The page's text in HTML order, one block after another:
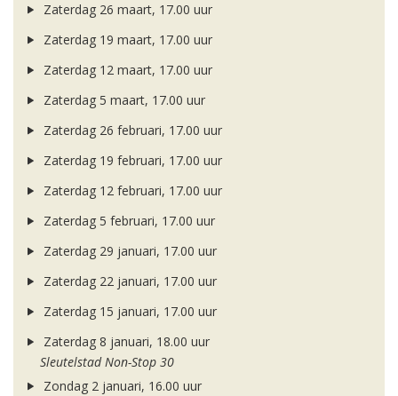
Zaterdag 26 maart, 17.00 uur
Zaterdag 19 maart, 17.00 uur
Zaterdag 12 maart, 17.00 uur
Zaterdag 5 maart, 17.00 uur
Zaterdag 26 februari, 17.00 uur
Zaterdag 19 februari, 17.00 uur
Zaterdag 12 februari, 17.00 uur
Zaterdag 5 februari, 17.00 uur
Zaterdag 29 januari, 17.00 uur
Zaterdag 22 januari, 17.00 uur
Zaterdag 15 januari, 17.00 uur
Zaterdag 8 januari, 18.00 uur
Sleutelstad Non-Stop 30
Zondag 2 januari, 16.00 uur